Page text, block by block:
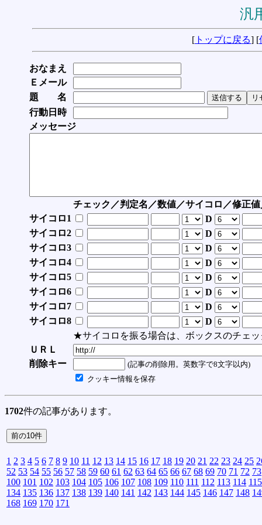
汎
[ トップに戻る] [
おなまえ
Ｅメール
題 名
行動日時
メッセージ
チェック／判定名／数値／サイコロ／修正
サイコロ1
D
サイコロ2
D
サイコロ3
D
サイコロ4
D
サイコロ5
D
サイコロ6
D
サイコロ7
D
サイコロ8
D
★サイコロを振る場合は、ボックスのチェッ
ＵＲＬ
削除キー
(記事の削除用。英数字で8文字以内)
クッキー情報を保存
1702件の記事があります。
1 2 3 4 5 6 7 8 9 10 11 12 13 14 15 16 17 18 19 20 21 22 23 24 25
52 53 54 55 56 57 58 59 60 61 62 63 64 65 66 67 68 69 70 71 72 73
100 101 102 103 104 105 106 107 108 109 110 111 112 113 114 115
134 135 136 137 138 139 140 141 142 143 144 145 146 147 148
168 169 170 171